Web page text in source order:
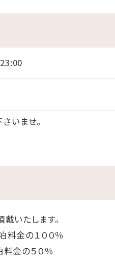
いませ。
いたします。
１００％
の５０％